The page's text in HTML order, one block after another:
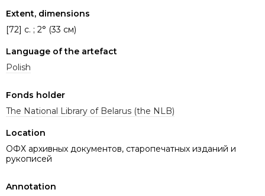
Extent, dimensions
[72] c. ; 2° (33 см)
Language of the artefact
Polish
Fonds holder
The National Library of Belarus (the NLB)
Location
ОФХ архивных документов, старопечатных изданий и
рукописей
Annotation